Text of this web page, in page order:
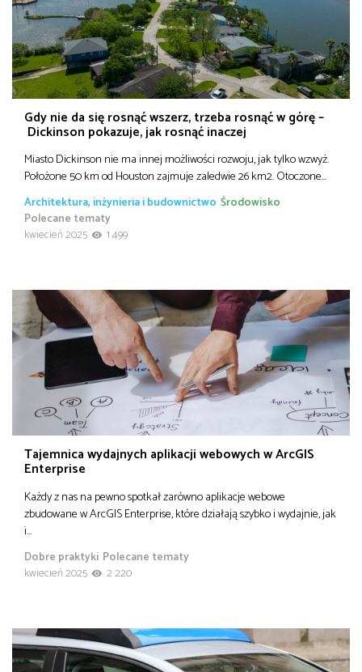
Gdy nie da się rosnąć wszerz, trzeba rosnąć w górę –
Dickinson pokazuje, jak rosnąć inaczej
Miasto Dickinson nie ma innej możliwości rozwoju, jak tylko wzwyż.
Położone 50 km od Houston zajmuje zaledwie 26 km2. Otoczone…
Architektura, inżynieria i budownictwo
Polecane tematy
Środowisko
kwiecień 2025
1 499
Tajemnica wydajnych aplikacji webowych w ArcGIS
Enterprise
Każdy z nas na pewno spotkał zarówno aplikacje webowe
zbudowane w ArcGIS Enterprise, które działają szybko i wydajnie, jak
i…
Dobre praktyki Polecane tematy
kwiecień 2025
2 220